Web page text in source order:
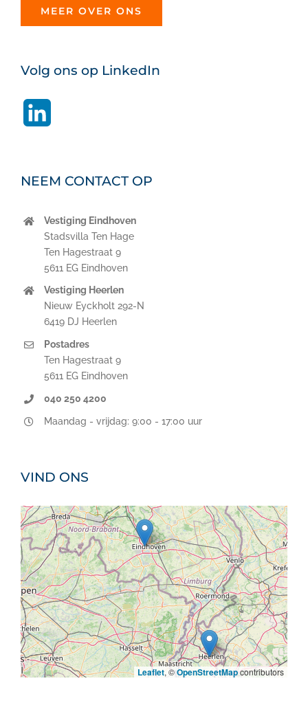
MEER OVER ONS
Volg ons op LinkedIn
NEEM CONTACT OP
Vestiging Eindhoven
Stadsvilla Ten Hage
Ten Hagestraat 9
5611 EG Eindhoven
Vestiging Heerlen
Nieuw Eyckholt 292-N
6419 DJ Heerlen
Postadres
Ten Hagestraat 9
5611 EG Eindhoven
040 250 4200
Maandag - vrijdag: 9:00 - 17:00 uur
VIND ONS
Leaflet, ©OpenStreetMapcontributors